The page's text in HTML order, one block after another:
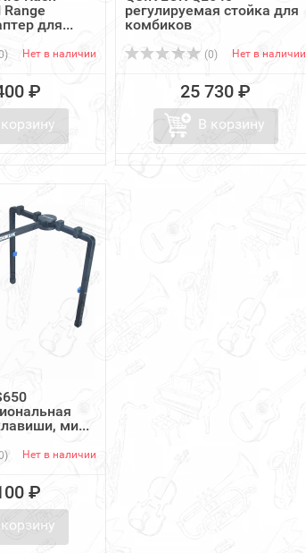
для...
Нет в наличии
₽
регулируемая стойка для
комбиков
(0) Нет в наличии
25 730 ₽
В корзину
ми...
Нет в наличии
₽